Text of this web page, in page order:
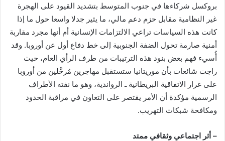
بروكسل شركاءها في جنوب المتوسط بتشديد القيود على الهجرة
غير النظامية مقابل حزم دعم مالي، ما يثير جدلا واسعا حول ما إذا
كانت هذه السياسات تراعي الالتزامات الإنسانية أم أنها مجرد مقاربة
أمنية صارمة تحول الضفة الجنوبية إلى خط دفاع أول عن أوروبا. وقد
أُسيء فهم بعض بنود هذه الترتيبات من طرف الرأي العام، حيث
راجت شائعات بأن موريتانيا ستستقبل مهاجرين مُرحَّلين من أوروبا
على غرار الاتفاقية البريطانية ـ الرواندية، وهو ما نفته الأطراف
الرسمية مؤكدة أن الأمر يقتصر على التعاون في مراقبة الحدود
ومكافحة شبكات التهريب.
– أثر اجتماعي وثقافي ممتد